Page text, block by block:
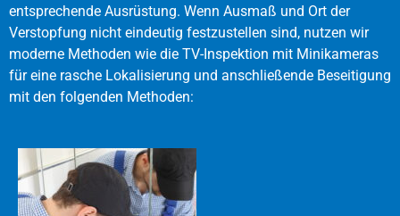
entsprechende Ausrüstung. Wenn Ausmaß und Ort der
Verstopfung nicht eindeutig festzustellen sind, nutzen wir
moderne Methoden wie die TV-Inspektion mit Minikameras
für eine rasche Lokalisierung und anschließende Beseitigung
mit den folgenden Methoden: